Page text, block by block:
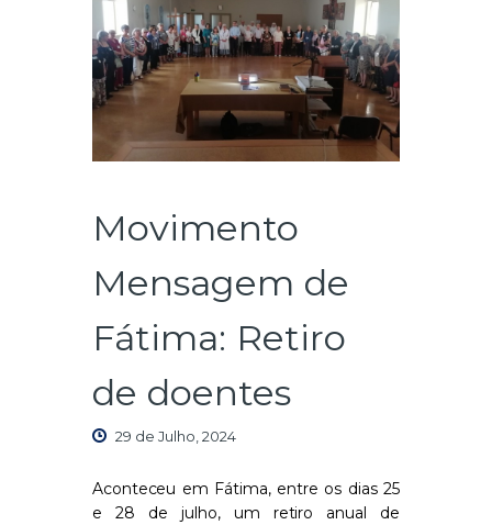
AGENDA
MULTIMÉDIA
SENTIR COM A IGREJA
CONTACTOS
Movimento
Mensagem de
Fátima: Retiro
de doentes
29 de Julho, 2024
Aconteceu em Fátima, entre os dias 25
e 28 de julho, um retiro anual de